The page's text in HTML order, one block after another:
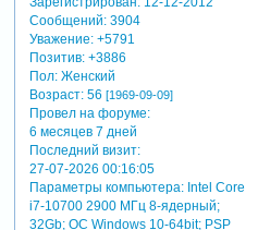
Сообщений:3904
Уважение: +5791
Позитив: +3886
Пол:Женский
Возраст:56 [1969-09-09]
Провел на форуме:
6 месяцев 7 дней
Последний визит:
27-07-2026 00:16:05
Параметры компьютера:Intel Core
i7-10700 2900 МГц 8-ядерный;
32Gb; ОС Windows 10-64bit; PSP